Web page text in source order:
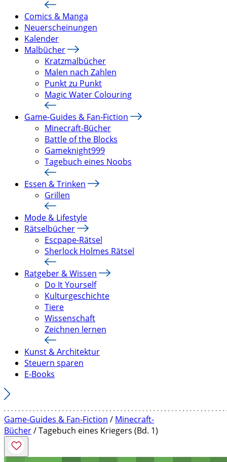
Comics & Manga
Neuerscheinungen
Kalender
Malbücher
Kratzmalbücher
Malen nach Zahlen
Punkt zu Punkt
Magic Water Colouring
Game-Guides & Fan-Fiction
Minecraft-Bücher
Battle of the Blocks
Gameknight999
Tagebuch eines Noobs
Essen & Trinken
Grillen
Mode & Lifestyle
Rätselbücher
Escpape-Rätsel
Sherlock Holmes Rätsel
Ratgeber & Wissen
Do It Yourself
Kulturgeschichte
Tiere
Wissenschaft
Zeichnen lernen
Kunst & Architektur
Steuern sparen
E-Books
Game-Guides & Fan-Fiction / Minecraft-
Bücher/ Tagebuch eines Kriegers (Bd. 1)